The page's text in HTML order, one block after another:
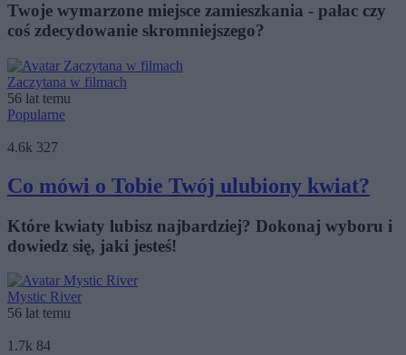
Twoje wymarzone miejsce zamieszkania - pałac czy
coś zdecydowanie skromniejszego?
Zaczytana w filmach
56 lat temu
Popularne
4.6k 327
Co mówi o Tobie Twój ulubiony kwiat?
Które kwiaty lubisz najbardziej? Dokonaj wyboru i
dowiedz się, jaki jesteś!
Mystic River
56 lat temu
1.7k 84